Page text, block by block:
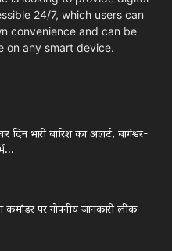
24/7, which users can
convenience and can be
on any smart device.
दिन भारी बारिश का अलर्ट, बागेश्वर-
पर गोपनीय जानकारी लीक